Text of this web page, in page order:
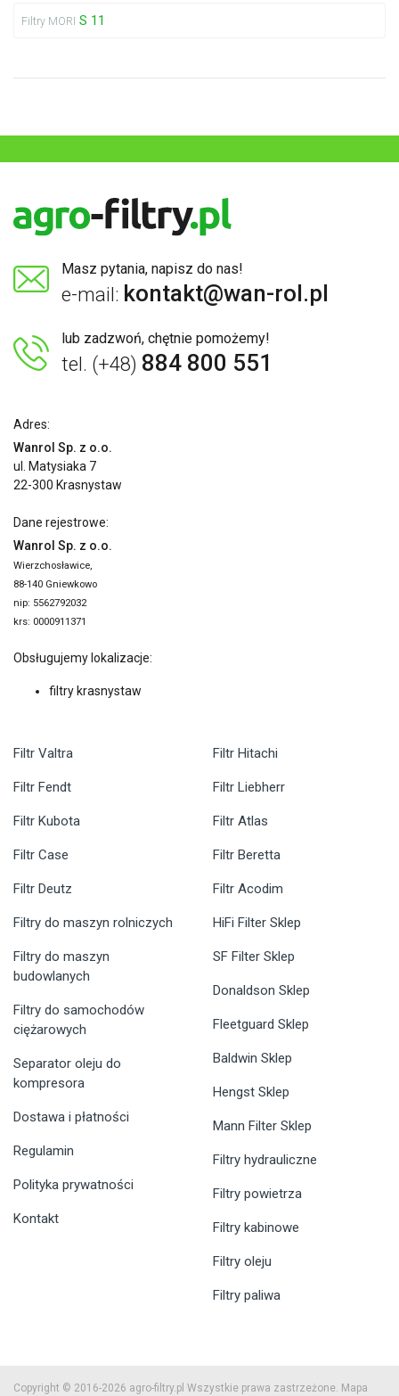
Filtry MORI S 11
Masz pytania, napisz do nas!
e-mail: kontakt@wan-rol.pl
lub zadzwoń, chętnie pomożemy!
tel. (+48) 884 800 551
Adres:
Wanrol Sp. z o.o.
ul. Matysiaka 7
22-300 Krasnystaw
Dane rejestrowe:
Wanrol Sp. z o.o.
Wierzchosławice,
88-140 Gniewkowo
nip: 5562792032
krs: 0000911371
Obsługujemy lokalizacje:
filtry krasnystaw
Filtr Valtra
Filtr Fendt
Filtr Kubota
Filtr Case
Filtr Deutz
Filtr Hitachi
Filtr Liebherr
Filtr Atlas
Filtr Beretta
Filtr Acodim
Filtry do maszyn rolniczych
Filtry do maszyn
budowlanych
Filtry do samochodów
ciężarowych
Separator oleju do
kompresora
Dostawa i płatności
Regulamin
Polityka prywatności
Kontakt
HiFi Filter Sklep
SF Filter Sklep
Donaldson Sklep
Fleetguard Sklep
Baldwin Sklep
Hengst Sklep
Mann Filter Sklep
Filtry hydrauliczne
Filtry powietrza
Filtry kabinowe
Filtry oleju
Filtry paliwa
Copyright © 2016-2026 agro-filtry.pl Wszystkie prawa zastrzeżone. Mapa